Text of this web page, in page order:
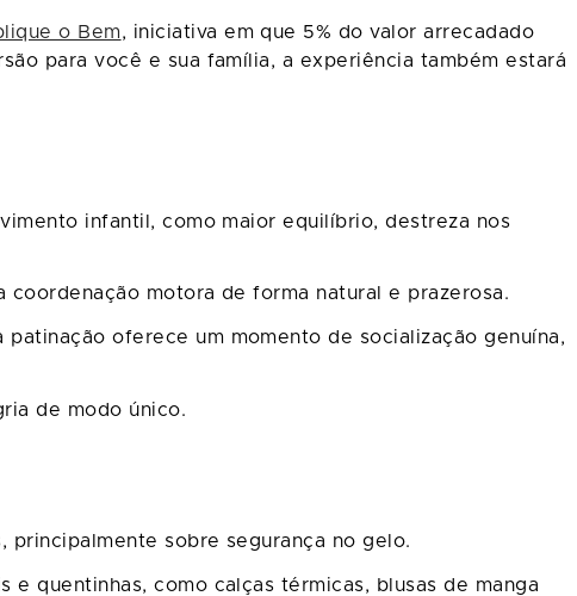
o Bem, iniciativa em que 5% do valor arrecadado
para você e sua família, a experiência também estará
infantil, como maior equilíbrio, destreza nos
motora de forma natural e prazerosa.
oferece um momento de socialização genuína,
de modo único.
principalmente sobre segurança no gelo.
quentinhas, como calças térmicas, blusas de manga